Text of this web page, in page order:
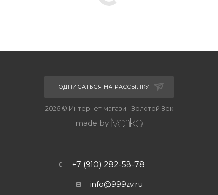
ПОДПИСАТЬСЯ НА РАССЫЛКУ
2026 © Интернет магазин Золотой Век
made by
+7 (910) 282-58-78
info@999zv.ru